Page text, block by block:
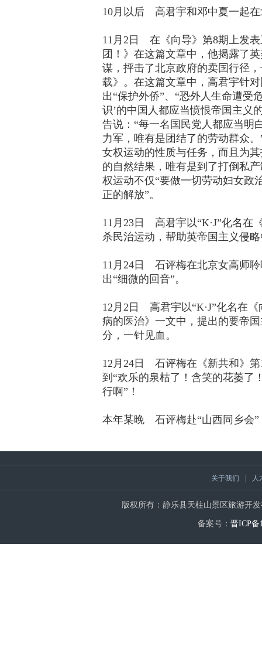
10月以后 高君宇和邓中夏一起在
11月2日 在《向导》第8期上发表
团！》在这篇文章中，他揭露了
谋，抨击了北京政府的卖国行径
载》。在这篇文章中，高君宇针
出“保护外侨”、“恐外人生命遭受
识’的中国人都应当愤恨帝国主义
告说：“每一名国民党人都应当明
力军，唯有是团结了的劳动群众
女权运动的性质与任务，而且为
的自然结果，唯有是到了打倒私
权运动不仅“要做一切劳动妇女政
正的解放”。
11月23日 高君宇以“K·J”化名在
杀民治运动，帮助英帝国主义侵
11月24日 石评梅在北京女高师
出“细微的回音”。
12月2日 高君宇以“K·J”化名在
病的医治》一文中，提出的要帝
分，一针见血。
12月24日 石评梅在《新共和》第
到“欢乐的泉枯了！含笑的花萎了
行啊”！
本年某晚 石评梅赴“山西同乡会”
关于我们 人
版权所有：静乐县天柱山景区旅游开发
备案号： 晋ICP备